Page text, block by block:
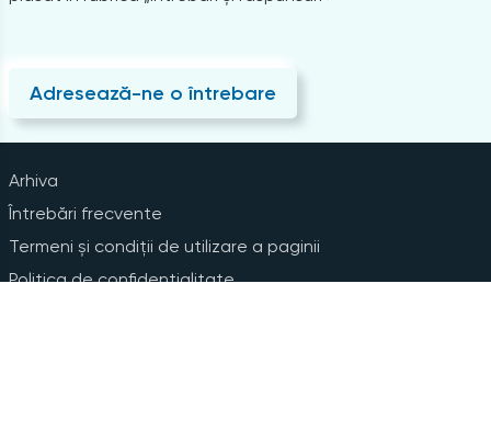
Adresează-ne o întrebare
Arhiva
Întrebări frecvente
Termeni și condiții de utilizare a paginii
Politica de confidențialitate